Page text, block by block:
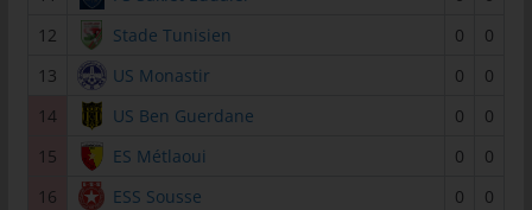
12
Stade Tunisien 0
0
13
US Monastir 0
0
14
US Ben Guerdane 0
0
15
ES Métlaoui 0
0
16
ESS Sousse 0 0
besuchten Internetseiten und Servern, den individuellen
Browser der betroffenen Person von anderen Internetbrowsern,
die andere Cookies enthalten, zu unterscheiden. Ein bestimmter
Internetbrowser kann über die eindeutige Cookie-ID
wiedererkannt und identifiziert werden.
Durch den Einsatz von Cookies kann den Nutzern dieser
Internetseite nutzerfreundlichere Services bereitstellen, die ohne